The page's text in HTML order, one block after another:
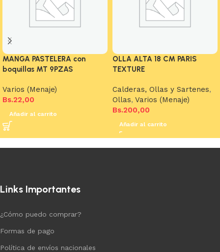
MANGA PASTELERA con
boquillas MT 9PZAS
Varios (Menaje)
Bs.22,00
Añadir al carrito
OLLA ALTA 18 CM PARIS
TEXTURE
Calderas, Ollas y Sartenes,
Ollas, Varios (Menaje)
Bs.200,00
Añadir al carrito
Links Importantes
¿Cómo puedo comprar?
Formas de pago
Política de envíos nacionales